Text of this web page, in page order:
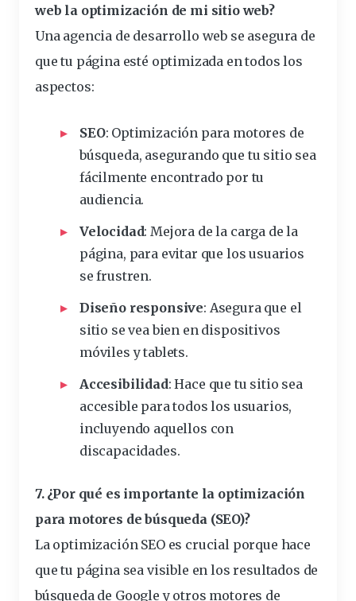
web la optimización de mi sitio web?
Una agencia de desarrollo web se asegura de
que tu página esté optimizada en todos los
aspectos:
SEO: Optimización para motores de
búsqueda, asegurando que tu sitio sea
fácilmente encontrado por tu
audiencia.
Velocidad: Mejora de la carga de la
página, para evitar que los usuarios
se frustren.
Diseño responsive: Asegura que el
sitio se vea bien en dispositivos
móviles y tablets.
Accesibilidad: Hace que tu sitio sea
accesible para todos los usuarios,
incluyendo aquellos con
discapacidades.
7. ¿Por qué es importante la optimización
para motores de búsqueda (SEO)?
La optimización SEO es crucial porque hace
que tu página sea visible en los resultados de
búsqueda de Google y otros motores de